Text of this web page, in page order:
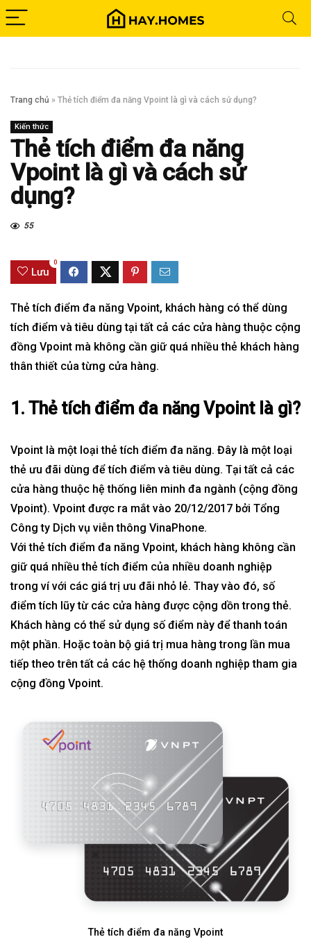
Trang chủ » Thẻ tích điểm đa năng Vpoint là gì và cách sử dụng?
Kiến thức
Thẻ tích điểm đa năng
Vpoint là gì và cách sử
dụng?
55
Lưu
0
Thẻ tích điểm đa năng Vpoint, khách hàng có thể dùng
tích điểm và tiêu dùng tại tất cả các cửa hàng thuộc cộng
đồng Vpoint mà không cần giữ quá nhiều thẻ khách hàng
thân thiết của từng cửa hàng.
1. Thẻ tích điểm đa năng Vpoint là gì?
Vpoint là một loại thẻ tích điểm đa năng. Đây là một loại
thẻ ưu đãi dùng để tích điểm và tiêu dùng. Tại tất cả các
cửa hàng thuộc hệ thống liên minh đa ngành (cộng đồng
Vpoint). Vpoint được ra mắt vào 20/12/2017 bởi Tổng
Công ty Dịch vụ viễn thông VinaPhone.
Với thẻ tích điểm đa năng Vpoint, khách hàng không cần
giữ quá nhiều thẻ tích điểm của nhiều doanh nghiệp
trong ví với các giá trị ưu đãi nhỏ lẻ. Thay vào đó, số
điểm tích lũy từ các cửa hàng được cộng dồn trong thẻ.
Khách hàng có thể sử dụng số điểm này để thanh toán
một phần. Hoặc toàn bộ giá trị mua hàng trong lần mua
tiếp theo trên tất cả các hệ thống doanh nghiệp tham gia
cộng đồng Vpoint.
Thẻ tích điểm đa năng Vpoint